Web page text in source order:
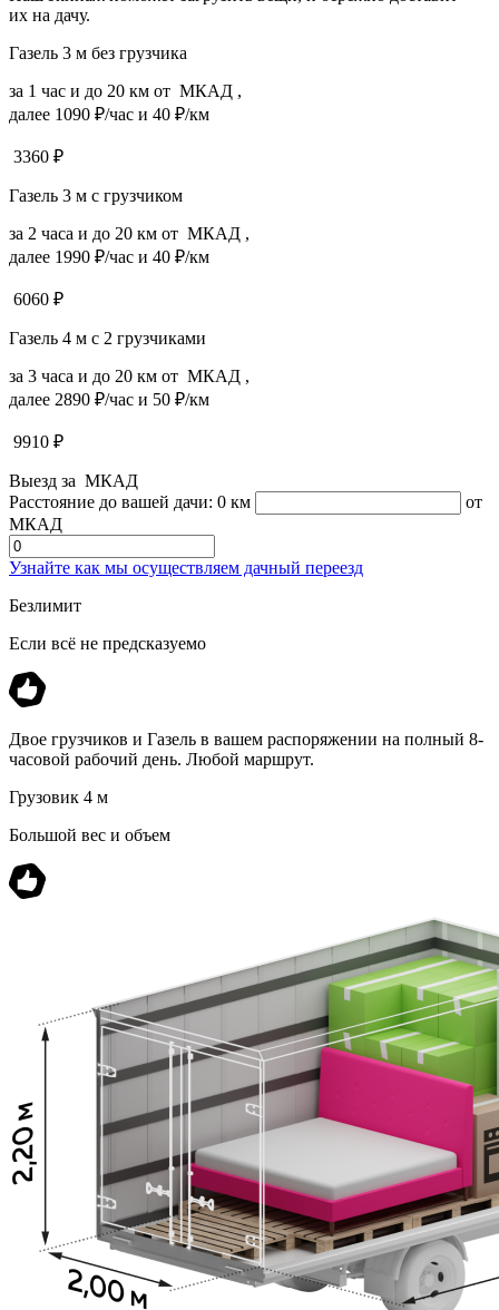
их на дачу.
Газель 3 м без грузчика
за 1 час и до 20 км от МКАД ,
далее 1090 ₽/час и 40 ₽/км
3360 ₽
Газель 3 м с грузчиком
за 2 часа и до 20 км от МКАД ,
далее 1990 ₽/час и 40 ₽/км
6060 ₽
Газель 4 м с 2 грузчиками
за 3 часа и до 20 км от МКАД ,
далее 2890 ₽/час и 50 ₽/км
9910 ₽
Выезд за МКАД
Расстояние до вашей дачи: 0 км
от
МКАД
Узнайте как мы осуществляем дачный переезд
Безлимит
Если всё не предсказуемо
Двое грузчиков и Газель в вашем распоряжении на полный 8-
часовой рабочий день. Любой маршрут.
Грузовик 4 м
Большой вес и объем